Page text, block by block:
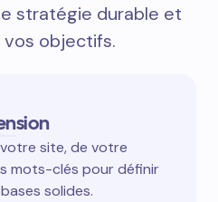
stratégie durable et
objectifs.
site, de votre
mots-clés pour définir
solides.